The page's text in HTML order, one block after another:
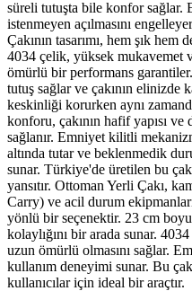
süreli tutuşta bile konfor sağlar.
istenmeyen açılmasını
Çakının tasarımı, hem şık
4034 çelik, yüksek mukavemet
ömürlü bir performans
tutuş sağlar ve çakının elinizde
keskinliği korurken aynı
konforu, çakının hafif yapısı ve
sağlanır. Emniyet kilitli
altında tutar ve beklenmedik
sunar. Türkiye'de üretilen bu
yansıtır. Ottoman Yerli Çakı,
Carry) ve acil durum
yönlü bir seçenektir. 23 cm
kolaylığını bir arada sunar.
uzun ömürlü olmasını sağlar.
kullanım deneyimi sunar. Bu
kullanıcılar için ideal bir araçtır.